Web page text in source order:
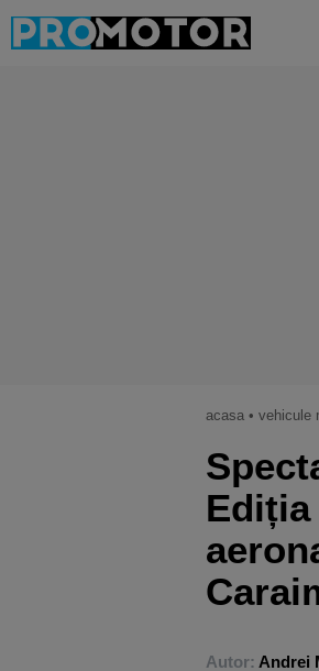
acasa • vehicule
Ediția
Autor: Andrei